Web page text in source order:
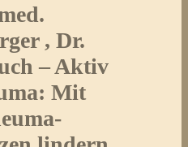
, Dr.
– Aktiv
Mit